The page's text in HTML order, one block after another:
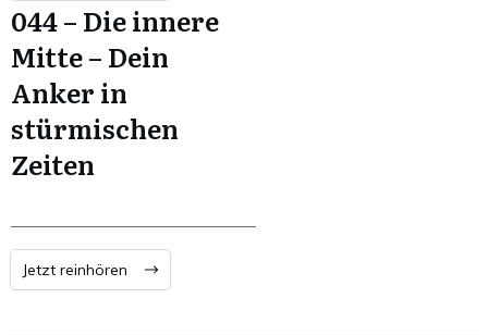
044 – Die innere
Mitte – Dein
Anker in
stürmischen
Zeiten
Jetzt reinhören